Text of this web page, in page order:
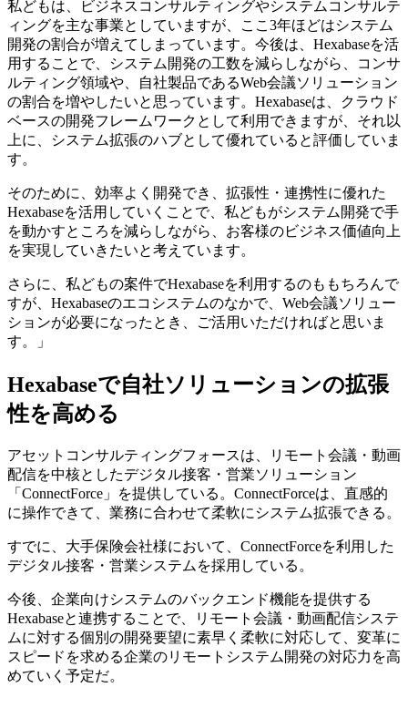
私どもは、ビジネスコンサルティングやシステムコンサルテ
ィングを主な事業としていますが、ここ3年ほどはシステム
開発の割合が増えてしまっています。今後は、Hexabaseを活
用することで、システム開発の工数を減らしながら、コンサ
ルティング領域や、自社製品であるWeb会議ソリューション
の割合を増やしたいと思っています。Hexabaseは、クラウド
ベースの開発フレームワークとして利用できますが、それ以
上に、システム拡張のハブとして優れていると評価していま
す。
そのために、効率よく開発でき、拡張性・連携性に優れた
Hexabaseを活用していくことで、私どもがシステム開発で手
を動かすところを減らしながら、お客様のビジネス価値向上
を実現していきたいと考えています。
さらに、私どもの案件でHexabaseを利用するのももちろんで
すが、Hexabaseのエコシステムのなかで、Web会議ソリュー
ションが必要になったとき、ご活用いただければと思いま
す。」
Hexabaseで自社ソリューションの拡張
性を高める
アセットコンサルティングフォースは、リモート会議・動画
配信を中核としたデジタル接客・営業ソリューション
「ConnectForce」を提供している。ConnectForceは、直感的
に操作できて、業務に合わせて柔軟にシステム拡張できる。
すでに、大手保険会社様において、ConnectForceを利用した
デジタル接客・営業システムを採用している。
今後、企業向けシステムのバックエンド機能を提供する
Hexabaseと連携することで、リモート会議・動画配信システ
ムに対する個別の開発要望に素早く柔軟に対応して、変革に
スピードを求める企業のリモートシステム開発の対応力を高
めていく予定だ。